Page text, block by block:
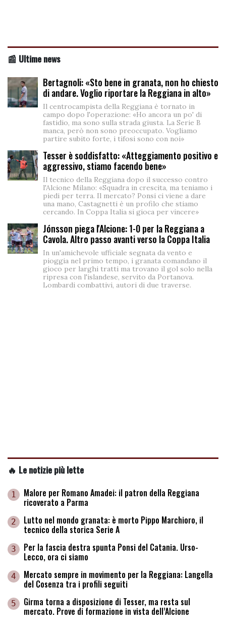
📰 Ultime news
Bertagnoli: «Sto bene in granata, non ho chiesto
di andare. Voglio riportare la Reggiana in alto»
Il centrocampista della Reggiana è tornato in
campo dopo l'operazione: «Ho ancora un po' di
fastidio, ma sono sulla strada giusta. La Serie B
manca, però non sono preoccupato. Vogliamo
partire subito forte, i tifosi sono con noi»
Tesser è soddisfatto: «Atteggiamento positivo e
aggressivo, stiamo facendo bene»
Il tecnico della Reggiana dopo il successo contro
l'Alcione Milano: «Squadra in crescita, ma teniamo i
piedi per terra. Il mercato? Ponsi ci viene a dare
una mano, Castagnetti è un profilo che stiamo
cercando. In Coppa Italia si gioca per vincere»
Jónsson piega l'Alcione: 1-0 per la Reggiana a
Cavola. Altro passo avanti verso la Coppa Italia
In un'amichevole ufficiale segnata da vento e
pioggia nel primo tempo, i granata comandano il
gioco per larghi tratti ma trovano il gol solo nella
ripresa con l'islandese, servito da Portanova.
Lombardi combattivi, autori di due traverse.
🔥 Le notizie più lette
1 Malore per Romano Amadei: il patron della Reggiana
ricoverato a Parma
2 Lutto nel mondo granata: è morto Pippo Marchioro, il
tecnico della storica Serie A
3 Per la fascia destra spunta Ponsi del Catania. Urso-
Lecco, ora ci siamo
4 Mercato sempre in movimento per la Reggiana: Langella
del Cosenza tra i profili seguiti
5 Girma torna a disposizione di Tesser, ma resta sul
mercato. Prove di formazione in vista dell’Alcione